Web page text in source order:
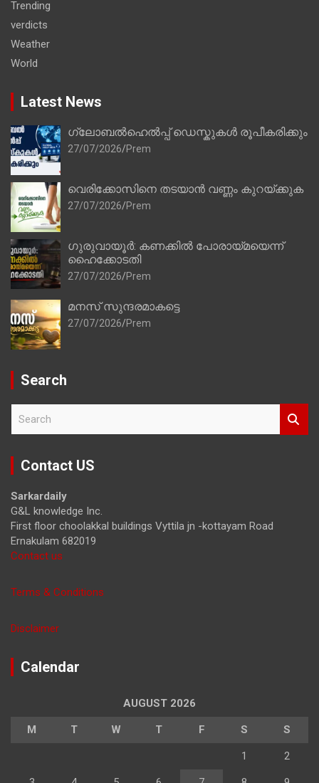
Trending
verdicts
Weather
World
Latest News
ഗ്ലോബൽഹെൽപ്പ് ഡെസ്കുകൾ രൂപീകരിക്കും
27/07/2026 Prem
വെരിക്കോസിനെ തടയാൻ വണ്ണം കുറയ്ക്കുക
27/07/2026 Prem
ഗുരുവായൂർ: കണക്കിൽ പോരായ്മയെന്ന്
ഹൈക്കോടതി
27/07/2026 Prem
മനസ് സുന്ദരമാകട്ടെ
27/07/2026 Prem
Search
r
Contact US
Sarkardaily
G&L knowledge Inc.
First floor choolakkal buildings Vyttila jn -kottayam Road
Ernakulam 682019
Contact us
Terms & Conditions
Disclaimer
Calendar
AUGUST 2026
M T W T F S S
1 2